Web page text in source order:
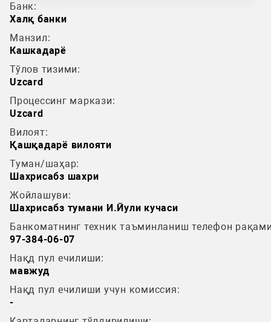
Банк:
Халқ банки
Манзил:
Кашкадарё
Тўлов тизими:
Uzcard
Процессинг маркази:
Uzcard
Вилоят:
Қашқадарё вилояти
Туман/шаҳар:
Шахрисабз шахри
Жойлашуви:
Шахрисабз тумани И.Йули кучаси
Банкоматнинг техник таъминланиш телефон
97-384-06-07
Нақд пул ечилиши:
мавжуд
Нақд пул ечилиши учун комиссия:
-